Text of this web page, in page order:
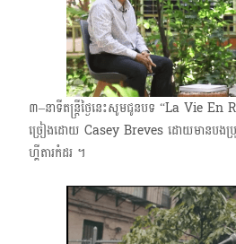
៣–នាទីតន្ត្រីថ្ងៃនេះសូមជូន​បទ “La Vie
ច្រៀងដោយ​ Casey Breves ដោយមាន​បង
ហ្គីតារកំដរ ។